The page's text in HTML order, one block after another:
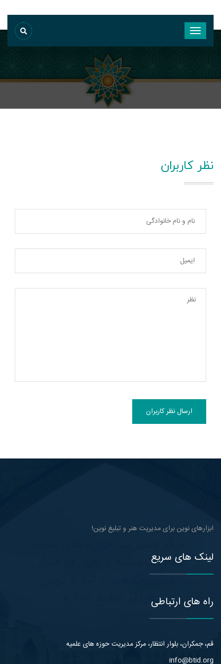
نظر کاربران
ارسال نظر کاربران
ابزارهای نوین برای مدیریت هنر و تبلیغ نوین!
لینک های سریع
راه های ارتباطی
قم، جمکران، بلوار انتظار، مرکز مدیریت حوزه های علمیه
info@btid.org